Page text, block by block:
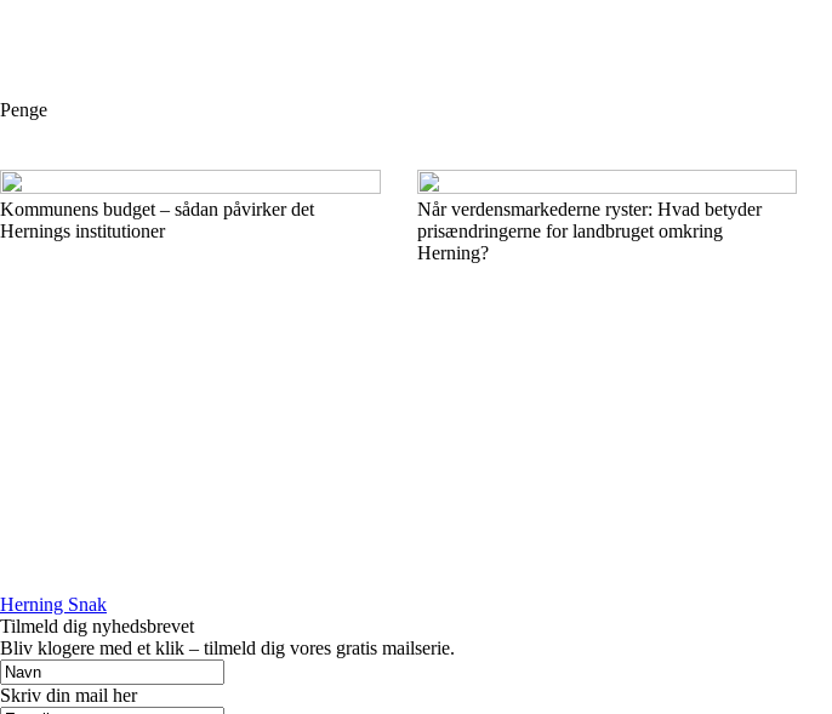
Penge
Kommunens budget – sådan påvirker det
Hernings institutioner
Når verdensmarkederne ryster: Hvad betyder
prisændringerne for landbruget omkring
Herning?
Herning Snak
Tilmeld dig nyhedsbrevet
Bliv klogere med et klik – tilmeld dig vores gratis mailserie.
Skriv din mail her